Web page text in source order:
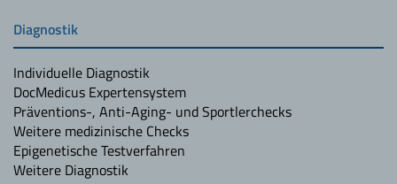
Diagnostik
Individuelle Diagnostik
DocMedicus Expertensystem
Präventions-, Anti-Aging- und Sportlerchecks
Weitere medizinische Checks
Epigenetische Testverfahren
Weitere Diagnostik